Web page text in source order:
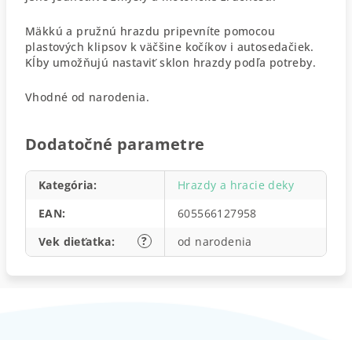
Mäkkú a pružnú hrazdu pripevníte pomocou
plastových klipsov k väčšine kočíkov i autosedačiek.
Kĺby umožňujú nastaviť sklon hrazdy podľa potreby.
Vhodné od narodenia.
Dodatočné parametre
Kategória:
Hrazdy a hracie deky
EAN:
605566127958
?
Vek dieťatka: od narodenia